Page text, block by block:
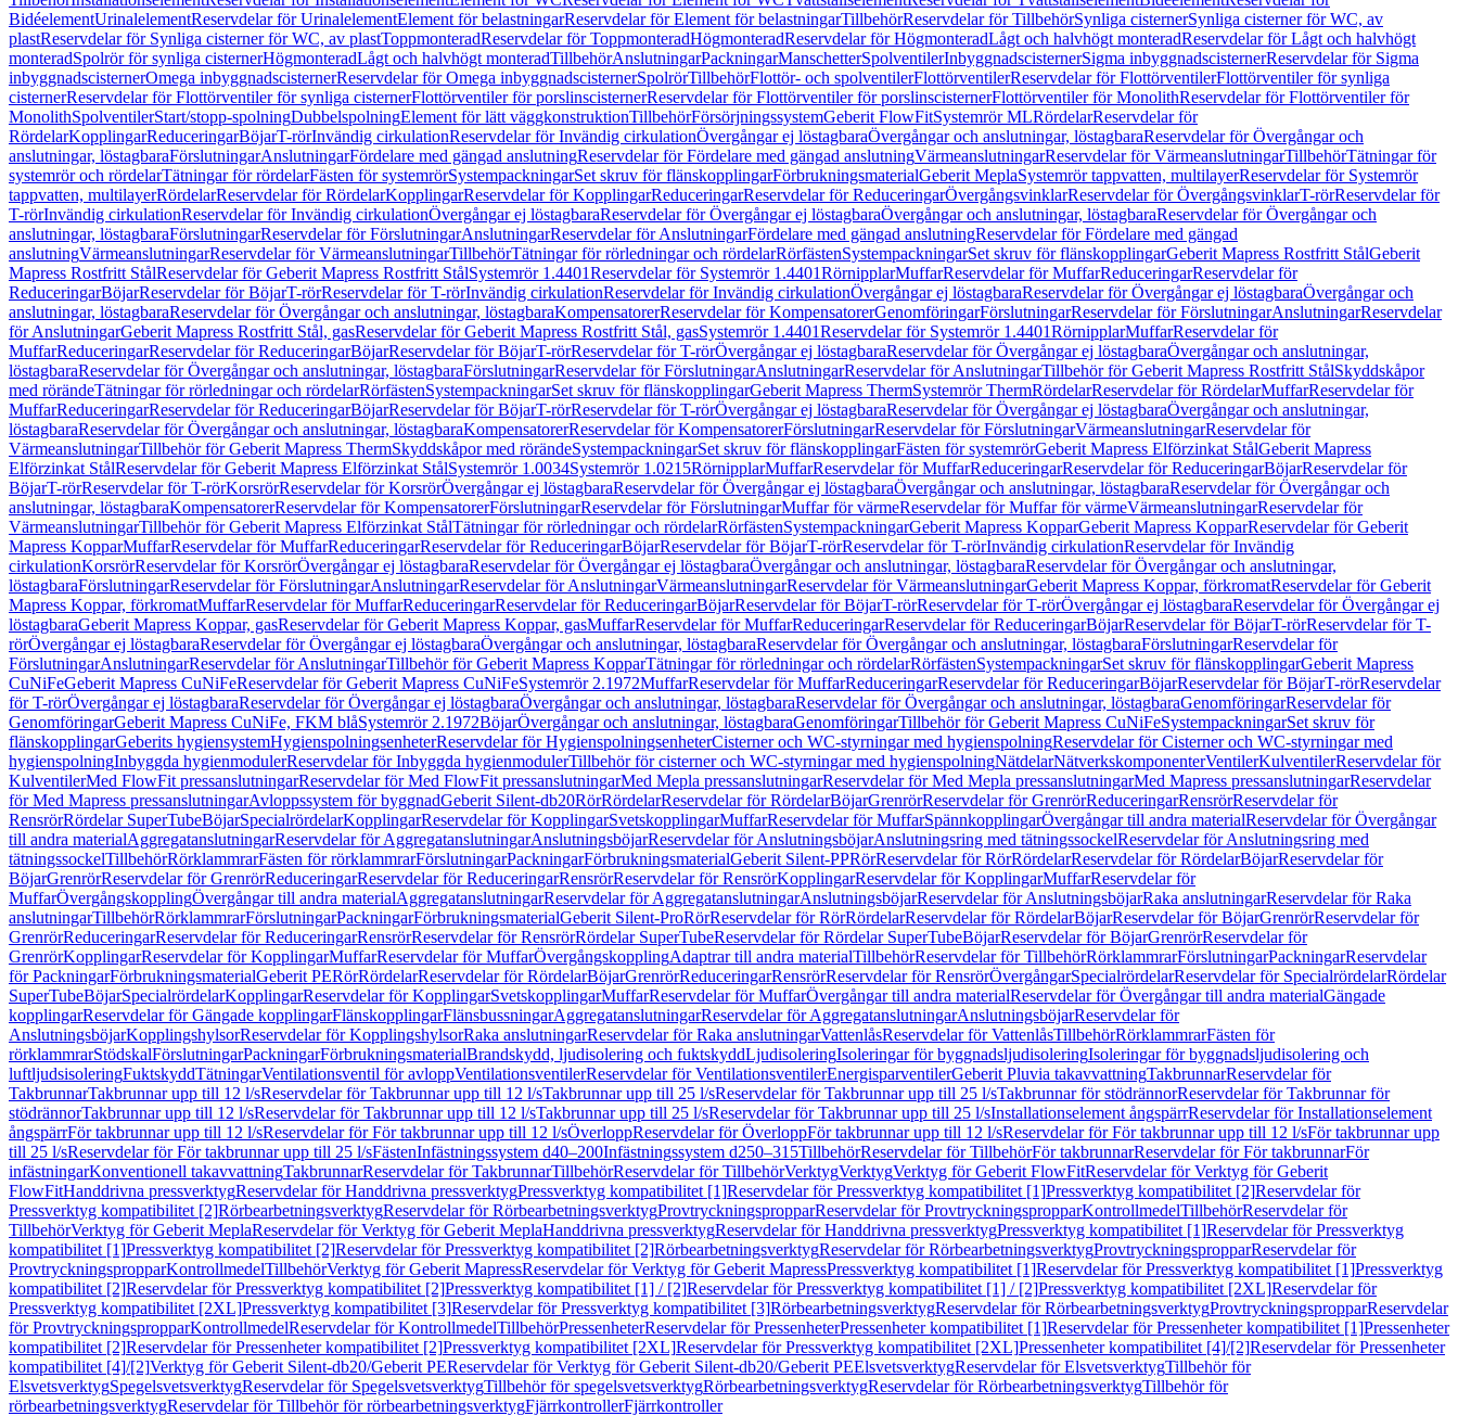
BidéelementUrinalelementReservdelar för UrinalelementElement för belastningarReservdelar för Element för belastningarTillbehörReservdelar för TillbehörSynliga cisternerSynliga cisterner för WC, av
plastReservdelar för Synliga cisterner för WC, av plastToppmonteradReservdelar för ToppmonteradHögmonteradReservdelar för HögmonteradLågt och halvhögt monteradReservdelar för Lågt och halvhögt
monteradSpolrör för synliga cisternerHögmonteradLågt och halvhögt monteradTillbehörAnslutningarPackningarManschetterSpolventilerInbyggnadscisternerSigma inbyggnadscisternerReservdelar för Sigma
inbyggnadscisternerOmega inbyggnadscisternerReservdelar för Omega inbyggnadscisternerSpolrörTillbehörFlottör- och spolventilerFlottörventilerReservdelar för FlottörventilerFlottörventiler för synliga
cisternerReservdelar för Flottörventiler för synliga cisternerFlottörventiler för porslinscisternerReservdelar för Flottörventiler för porslinscisternerFlottörventiler för MonolithReservdelar för Flottörventiler för
MonolithSpolventilerStart/stopp-spolningDubbelspolningElement för lätt väggkonstruktionTillbehörFörsörjningssystemGeberit FlowFitSystemrör MLRördelarReservdelar för
RördelarKopplingarReduceringarBöjarT-rörInvändig cirkulationReservdelar för Invändig cirkulationÖvergångar ej löstagbaraÖvergångar och anslutningar, löstagbaraReservdelar för Övergångar och
anslutningar, löstagbaraFörslutningarAnslutningarFördelare med gängad anslutningReservdelar för Fördelare med gängad anslutningVärmeanslutningarReservdelar för VärmeanslutningarTillbehörTätningar för
systemrör och rördelarTätningar för rördelarFästen för systemrörSystempackningarSet skruv för flänskopplingarFörbrukningsmaterialGeberit MeplaSystemrör tappvatten, multilayerReservdelar för Systemrör
tappvatten, multilayerRördelarReservdelar för RördelarKopplingarReservdelar för KopplingarReduceringarReservdelar för ReduceringarÖvergångsvinklarReservdelar för ÖvergångsvinklarT-rörReservdelar för
T-rörInvändig cirkulationReservdelar för Invändig cirkulationÖvergångar ej löstagbaraReservdelar för Övergångar ej löstagbaraÖvergångar och anslutningar, löstagbaraReservdelar för Övergångar och
anslutningar, löstagbaraFörslutningarReservdelar för FörslutningarAnslutningarReservdelar för AnslutningarFördelare med gängad anslutningReservdelar för Fördelare med gängad
anslutningVärmeanslutningarReservdelar för VärmeanslutningarTillbehörTätningar för rörledningar och rördelarRörfästenSystempackningarSet skruv för flänskopplingarGeberit Mapress Rostfritt StålGeberit
Mapress Rostfritt StålReservdelar för Geberit Mapress Rostfritt StålSystemrör 1.4401Reservdelar för Systemrör 1.4401RörnipplarMuffarReservdelar för MuffarReduceringarReservdelar för
ReduceringarBöjarReservdelar för BöjarT-rörReservdelar för T-rörInvändig cirkulationReservdelar för Invändig cirkulationÖvergångar ej löstagbaraReservdelar för Övergångar ej löstagbaraÖvergångar och
anslutningar, löstagbaraReservdelar för Övergångar och anslutningar, löstagbaraKompensatorerReservdelar för KompensatorerGenomföringarFörslutningarReservdelar för FörslutningarAnslutningarReservdelar
för AnslutningarGeberit Mapress Rostfritt Stål, gasReservdelar för Geberit Mapress Rostfritt Stål, gasSystemrör 1.4401Reservdelar för Systemrör 1.4401RörnipplarMuffarReservdelar för
MuffarReduceringarReservdelar för ReduceringarBöjarReservdelar för BöjarT-rörReservdelar för T-rörÖvergångar ej löstagbaraReservdelar för Övergångar ej löstagbaraÖvergångar och anslutningar,
löstagbaraReservdelar för Övergångar och anslutningar, löstagbaraFörslutningarReservdelar för FörslutningarAnslutningarReservdelar för AnslutningarTillbehör för Geberit Mapress Rostfritt StålSkyddskåpor
med rörändeTätningar för rörledningar och rördelarRörfästenSystempackningarSet skruv för flänskopplingarGeberit Mapress ThermSystemrör ThermRördelarReservdelar för RördelarMuffarReservdelar för
MuffarReduceringarReservdelar för ReduceringarBöjarReservdelar för BöjarT-rörReservdelar för T-rörÖvergångar ej löstagbaraReservdelar för Övergångar ej löstagbaraÖvergångar och anslutningar,
löstagbaraReservdelar för Övergångar och anslutningar, löstagbaraKompensatorerReservdelar för KompensatorerFörslutningarReservdelar för FörslutningarVärmeanslutningarReservdelar för
VärmeanslutningarTillbehör för Geberit Mapress ThermSkyddskåpor med rörändeSystempackningarSet skruv för flänskopplingarFästen för systemrörGeberit Mapress Elförzinkat StålGeberit Mapress
Elförzinkat StålReservdelar för Geberit Mapress Elförzinkat StålSystemrör 1.0034Systemrör 1.0215RörnipplarMuffarReservdelar för MuffarReduceringarReservdelar för ReduceringarBöjarReservdelar för
BöjarT-rörReservdelar för T-rörKorsrörReservdelar för KorsrörÖvergångar ej löstagbaraReservdelar för Övergångar ej löstagbaraÖvergångar och anslutningar, löstagbaraReservdelar för Övergångar och
anslutningar, löstagbaraKompensatorerReservdelar för KompensatorerFörslutningarReservdelar för FörslutningarMuffar för värmeReservdelar för Muffar för värmeVärmeanslutningarReservdelar för
VärmeanslutningarTillbehör för Geberit Mapress Elförzinkat StålTätningar för rörledningar och rördelarRörfästenSystempackningarGeberit Mapress KopparGeberit Mapress KopparReservdelar för Geberit
Mapress KopparMuffarReservdelar för MuffarReduceringarReservdelar för ReduceringarBöjarReservdelar för BöjarT-rörReservdelar för T-rörInvändig cirkulationReservdelar för Invändig
cirkulationKorsrörReservdelar för KorsrörÖvergångar ej löstagbaraReservdelar för Övergångar ej löstagbaraÖvergångar och anslutningar, löstagbaraReservdelar för Övergångar och anslutningar,
löstagbaraFörslutningarReservdelar för FörslutningarAnslutningarReservdelar för AnslutningarVärmeanslutningarReservdelar för VärmeanslutningarGeberit Mapress Koppar, förkromatReservdelar för Geberit
Mapress Koppar, förkromatMuffarReservdelar för MuffarReduceringarReservdelar för ReduceringarBöjarReservdelar för BöjarT-rörReservdelar för T-rörÖvergångar ej löstagbaraReservdelar för Övergångar ej
löstagbaraGeberit Mapress Koppar, gasReservdelar för Geberit Mapress Koppar, gasMuffarReservdelar för MuffarReduceringarReservdelar för ReduceringarBöjarReservdelar för BöjarT-rörReservdelar för T-
rörÖvergångar ej löstagbaraReservdelar för Övergångar ej löstagbaraÖvergångar och anslutningar, löstagbaraReservdelar för Övergångar och anslutningar, löstagbaraFörslutningarReservdelar för
FörslutningarAnslutningarReservdelar för AnslutningarTillbehör för Geberit Mapress KopparTätningar för rörledningar och rördelarRörfästenSystempackningarSet skruv för flänskopplingarGeberit Mapress
CuNiFeGeberit Mapress CuNiFeReservdelar för Geberit Mapress CuNiFeSystemrör 2.1972MuffarReservdelar för MuffarReduceringarReservdelar för ReduceringarBöjarReservdelar för BöjarT-rörReservdelar
för T-rörÖvergångar ej löstagbaraReservdelar för Övergångar ej löstagbaraÖvergångar och anslutningar, löstagbaraReservdelar för Övergångar och anslutningar, löstagbaraGenomföringarReservdelar för
GenomföringarGeberit Mapress CuNiFe, FKM blåSystemrör 2.1972BöjarÖvergångar och anslutningar, löstagbaraGenomföringarTillbehör för Geberit Mapress CuNiFeSystempackningarSet skruv för
flänskopplingarGeberits hygiensystemHygienspolningsenheterReservdelar för HygienspolningsenheterCisterner och WC-styrningar med hygienspolningReservdelar för Cisterner och WC-styrningar med
hygienspolningInbyggda hygienmodulerReservdelar för Inbyggda hygienmodulerTillbehör för cisterner och WC-styrningar med hygienspolningNätdelarNätverkskomponenterVentilerKulventilerReservdelar för
KulventilerMed FlowFit pressanslutningarReservdelar för Med FlowFit pressanslutningarMed Mepla pressanslutningarReservdelar för Med Mepla pressanslutningarMed Mapress pressanslutningarReservdelar
för Med Mapress pressanslutningarAvloppssystem för byggnadGeberit Silent-db20RörRördelarReservdelar för RördelarBöjarGrenrörReservdelar för GrenrörReduceringarRensrörReservdelar för
RensrörRördelar SuperTubeBöjarSpecialrördelarKopplingarReservdelar för KopplingarSvetskopplingarMuffarReservdelar för MuffarSpännkopplingarÖvergångar till andra materialReservdelar för Övergångar
till andra materialAggregatanslutningarReservdelar för AggregatanslutningarAnslutningsböjarReservdelar för AnslutningsböjarAnslutningsring med tätningssockelReservdelar för Anslutningsring med
tätningssockelTillbehörRörklammrarFästen för rörklammrarFörslutningarPackningarFörbrukningsmaterialGeberit Silent-PPRörReservdelar för RörRördelarReservdelar för RördelarBöjarReservdelar för
BöjarGrenrörReservdelar för GrenrörReduceringarReservdelar för ReduceringarRensrörReservdelar för RensrörKopplingarReservdelar för KopplingarMuffarReservdelar för
MuffarÖvergångskopplingÖvergångar till andra materialAggregatanslutningarReservdelar för AggregatanslutningarAnslutningsböjarReservdelar för AnslutningsböjarRaka anslutningarReservdelar för Raka
anslutningarTillbehörRörklammrarFörslutningarPackningarFörbrukningsmaterialGeberit Silent-ProRörReservdelar för RörRördelarReservdelar för RördelarBöjarReservdelar för BöjarGrenrörReservdelar för
GrenrörReduceringarReservdelar för ReduceringarRensrörReservdelar för RensrörRördelar SuperTubeReservdelar för Rördelar SuperTubeBöjarReservdelar för BöjarGrenrörReservdelar för
GrenrörKopplingarReservdelar för KopplingarMuffarReservdelar för MuffarÖvergångskopplingAdaptrar till andra materialTillbehörReservdelar för TillbehörRörklammrarFörslutningarPackningarReservdelar
för PackningarFörbrukningsmaterialGeberit PERörRördelarReservdelar för RördelarBöjarGrenrörReduceringarRensrörReservdelar för RensrörÖvergångarSpecialrördelarReservdelar för SpecialrördelarRördelar
SuperTubeBöjarSpecialrördelarKopplingarReservdelar för KopplingarSvetskopplingarMuffarReservdelar för MuffarÖvergångar till andra materialReservdelar för Övergångar till andra materialGängade
kopplingarReservdelar för Gängade kopplingarFlänskopplingarFlänsbussningarAggregatanslutningarReservdelar för AggregatanslutningarAnslutningsböjarReservdelar för
AnslutningsböjarKopplingshylsorReservdelar för KopplingshylsorRaka anslutningarReservdelar för Raka anslutningarVattenlåsReservdelar för VattenlåsTillbehörRörklammrarFästen för
rörklammrarStödskalFörslutningarPackningarFörbrukningsmaterialBrandskydd, ljudisolering och fuktskyddLjudisoleringIsoleringar för byggnadsljudisoleringIsoleringar för byggnadsljudisolering och
luftljudsisoleringFuktskyddTätningarVentilationsventil för avloppVentilationsventilerReservdelar för VentilationsventilerEnergisparventilerGeberit Pluvia takavvattningTakbrunnarReservdelar för
TakbrunnarTakbrunnar upp till 12 l/sReservdelar för Takbrunnar upp till 12 l/sTakbrunnar upp till 25 l/sReservdelar för Takbrunnar upp till 25 l/sTakbrunnar för stödrännorReservdelar för Takbrunnar för
stödrännorTakbrunnar upp till 12 l/sReservdelar för Takbrunnar upp till 12 l/sTakbrunnar upp till 25 l/sReservdelar för Takbrunnar upp till 25 l/sInstallationselement ångspärrReservdelar för Installationselement
ångspärrFör takbrunnar upp till 12 l/sReservdelar för För takbrunnar upp till 12 l/sÖverloppReservdelar för ÖverloppFör takbrunnar upp till 12 l/sReservdelar för För takbrunnar upp till 12 l/sFör takbrunnar upp
till 25 l/sReservdelar för För takbrunnar upp till 25 l/sFästenInfästningssystem d40–200Infästningssystem d250–315TillbehörReservdelar för TillbehörFör takbrunnarReservdelar för För takbrunnarFör
infästningarKonventionell takavvattningTakbrunnarReservdelar för TakbrunnarTillbehörReservdelar för TillbehörVerktygVerktygVerktyg för Geberit FlowFitReservdelar för Verktyg för Geberit
FlowFitHanddrivna pressverktygReservdelar för Handdrivna pressverktygPressverktyg kompatibilitet [1]Reservdelar för Pressverktyg kompatibilitet [1]Pressverktyg kompatibilitet [2]Reservdelar för
Pressverktyg kompatibilitet [2]RörbearbetningsverktygReservdelar för RörbearbetningsverktygProvtryckningspropparReservdelar för ProvtryckningspropparKontrollmedelTillbehörReservdelar för
TillbehörVerktyg för Geberit MeplaReservdelar för Verktyg för Geberit MeplaHanddrivna pressverktygReservdelar för Handdrivna pressverktygPressverktyg kompatibilitet [1]Reservdelar för Pressverktyg
kompatibilitet [1]Pressverktyg kompatibilitet [2]Reservdelar för Pressverktyg kompatibilitet [2]RörbearbetningsverktygReservdelar för RörbearbetningsverktygProvtryckningspropparReservdelar för
ProvtryckningspropparKontrollmedelTillbehörVerktyg för Geberit MapressReservdelar för Verktyg för Geberit MapressPressverktyg kompatibilitet [1]Reservdelar för Pressverktyg kompatibilitet [1]Pressverktyg
kompatibilitet [2]Reservdelar för Pressverktyg kompatibilitet [2]Pressverktyg kompatibilitet [1] / [2]Reservdelar för Pressverktyg kompatibilitet [1] / [2]Pressverktyg kompatibilitet [2XL]Reservdelar för
Pressverktyg kompatibilitet [2XL]Pressverktyg kompatibilitet [3]Reservdelar för Pressverktyg kompatibilitet [3]RörbearbetningsverktygReservdelar för RörbearbetningsverktygProvtryckningspropparReservdelar
för ProvtryckningspropparKontrollmedelReservdelar för KontrollmedelTillbehörPressenheterReservdelar för PressenheterPressenheter kompatibilitet [1]Reservdelar för Pressenheter kompatibilitet [1]Pressenheter
kompatibilitet [2]Reservdelar för Pressenheter kompatibilitet [2]Pressverktyg kompatibilitet [2XL]Reservdelar för Pressverktyg kompatibilitet [2XL]Pressenheter kompatibilitet [4]/[2]Reservdelar för Pressenheter
kompatibilitet [4]/[2]Verktyg för Geberit Silent-db20/Geberit PEReservdelar för Verktyg för Geberit Silent-db20/Geberit PEElsvetsverktygReservdelar för ElsvetsverktygTillbehör för
ElsvetsverktygSpegelsvetsverktygReservdelar för SpegelsvetsverktygTillbehör för spegelsvetsverktygRörbearbetningsverktygReservdelar för RörbearbetningsverktygTillbehör för
rörbearbetningsverktygReservdelar för Tillbehör för rörbearbetningsverktygFjärrkontrollerFjärrkontroller